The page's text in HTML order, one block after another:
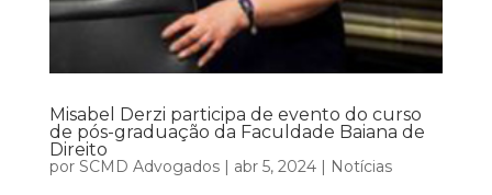
Misabel Derzi participa de evento do curso
de pós-graduação da Faculdade Baiana de
Direito
por SCMD Advogados| abr 5, 2024| Notícias